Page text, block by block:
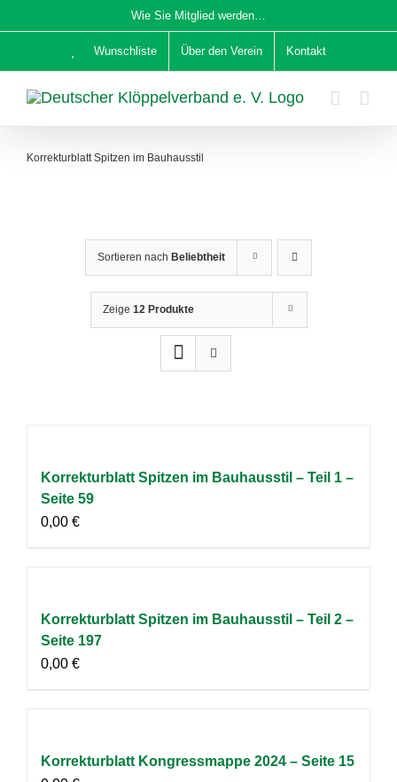
Inhalt
Wie Sie Mitglied werden…
Wunschliste Über den Verein Kontakt
Korrekturblatt Spitzen im Bauhausstil
Sortieren nach Beliebtheit
Zeige 12 Produkte
Korrekturblatt Spitzen im Bauhausstil – Teil 1 –
Seite 59
0,00 €
Korrekturblatt Spitzen im Bauhausstil – Teil 2 –
Seite 197
0,00 €
Korrekturblatt Kongressmappe 2024 – Seite 15